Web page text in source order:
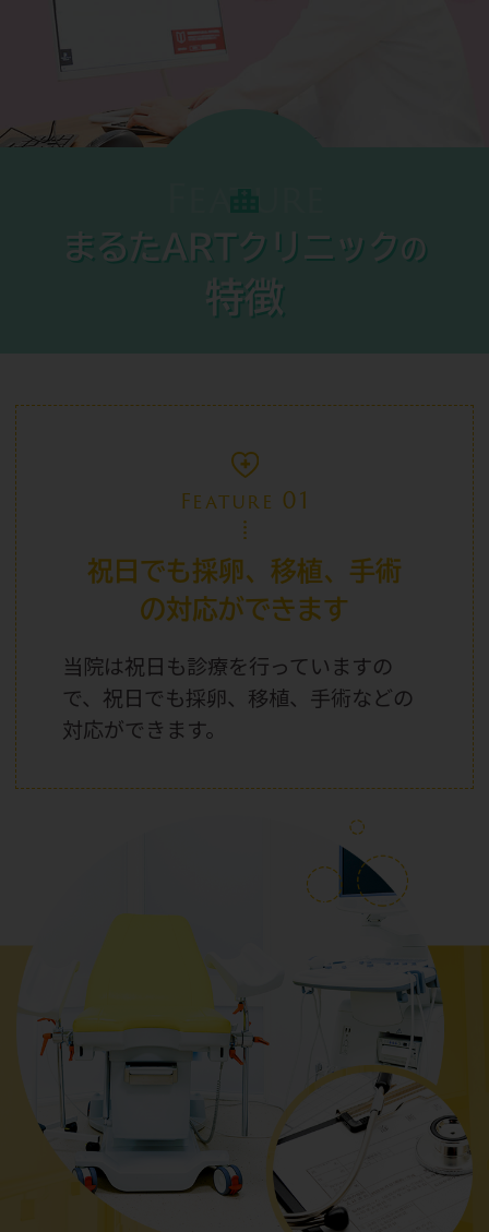
まるたARTクリニック の
特徴
Feature
Feature 01
祝日でも採卵、移植、手術
の対応ができます
当院は祝日も診療を行っていますの
で、祝日でも採卵、移植、手術などの
対応ができます。